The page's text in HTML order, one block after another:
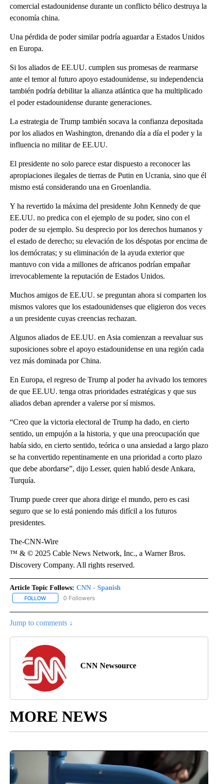
comercial estadounidense durante un conflicto bélico destruya la
economía china.
Una pérdida de poder similar podría aguardar a Estados Unidos
en Europa.
Si los aliados de EE.UU. cumplen sus promesas de rearmarse
ante el temor al futuro apoyo estadounidense, su independencia
también podría debilitar la alianza atlántica que ha multiplicado
el poder estadounidense durante generaciones.
La estrategia de Trump también socava la confianza depositada
por los aliados en Washington, drenando día a día el poder y la
influencia no militar de EE.UU.
El presidente no solo parece estar dispuesto a reconocer las
apropiaciones ilegales de tierras de Putin en Ucrania, sino que él
mismo está considerando una en Groenlandia.
Y ha revertido la máxima del presidente John Kennedy de que
EE.UU. no predica con el ejemplo de su poder, sino con el
poder de su ejemplo. Su desprecio por los derechos humanos y
el estado de derecho; su elevación de los déspotas por encima de
los demócratas; y su eliminación de la ayuda exterior que
mantuvo con vida a millones de africanos podrían empañar
irrevocablemente la reputación de Estados Unidos.
Muchos amigos de EE.UU. se preguntan ahora si comparten los
mismos valores que los estadounidenses que eligieron dos veces
a un presidente cuyas creencias rechazan.
Algunos aliados de EE.UU. en Asia comienzan a reevaluar sus
suposiciones sobre el apoyo estadounidense en una región cada
vez más dominada por China.
En Europa, el regreso de Trump al poder ha avivado los temores
de que EE.UU. tenga otras prioridades estratégicas y que sus
aliados deban aprender a valerse por sí mismos.
“Creo que la victoria electoral de Trump ha dado, en cierto
sentido, un empujón a la historia, y que una preocupación que
había sido, en cierto sentido, teórica o una ansiedad a largo plazo
se ha convertido repentinamente en una prioridad a corto plazo
que debe abordarse”, dijo Lesser, quien habló desde Ankara,
Turquía.
Trump puede creer que ahora dirige el mundo, pero es casi
seguro que se lo está poniendo más difícil a los futuros
presidentes.
The-CNN-Wire
™ & © 2025 Cable News Network, Inc., a Warner Bros.
Discovery Company. All rights reserved.
Article Topic Follows: CNN - Spanish
FOLLOW FOLLOW "CNN - SPANISH" TO RECEIVE NOTIFICATIONS ABOUT
0 Followers
Jump to comments ↓
CNN Newsource
MORE NEWS